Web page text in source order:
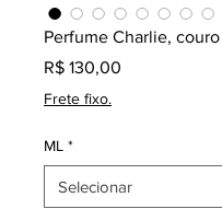
Perfume Charlie,
R$ 130,00
Frete fixo.
ML *